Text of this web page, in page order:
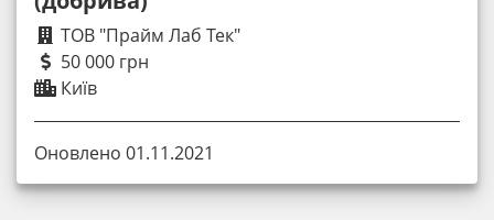
ТОВ "Прайм Лаб Тек"
50 000 грн
Київ
Оновлено 01.11.2021